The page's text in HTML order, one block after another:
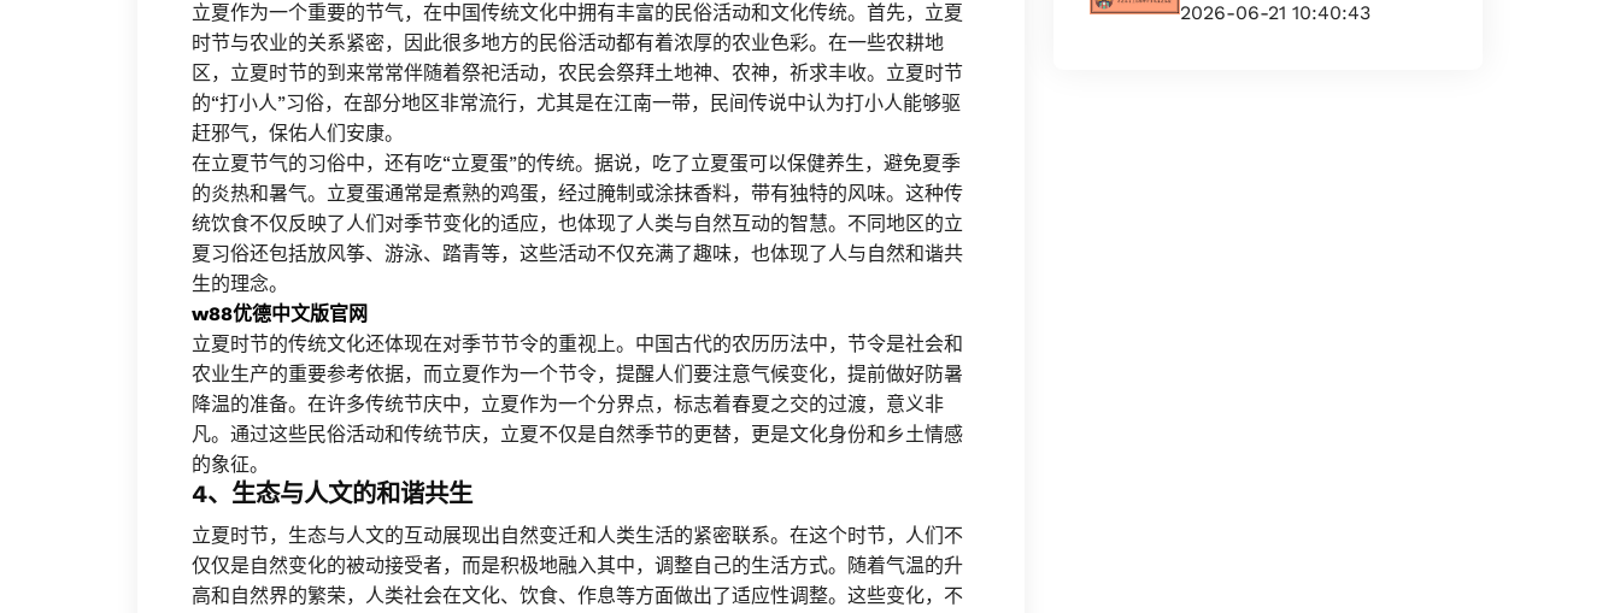
立夏作为一个重要的节气，在中国传统文化中拥有丰富的民俗活动和文化传统。首先，立夏
时节与农业的关系紧密，因此很多地方的民俗活动都有着浓厚的农业色彩。在一些农耕地
区，立夏时节的到来常常伴随着祭祀活动，农民会祭拜土地神、农神，祈求丰收。立夏时节
的“打小人”习俗，在部分地区非常流行，尤其是在江南一带，民间传说中认为打小人能够驱
赶邪气，保佑人们安康。
在立夏节气的习俗中，还有吃“立夏蛋”的传统。据说，吃了立夏蛋可以保健养生，避免夏季
的炎热和暑气。立夏蛋通常是煮熟的鸡蛋，经过腌制或涂抹香料，带有独特的风味。这种传
统饮食不仅反映了人们对季节变化的适应，也体现了人类与自然互动的智慧。不同地区的立
夏习俗还包括放风筝、游泳、踏青等，这些活动不仅充满了趣味，也体现了人与自然和谐共
生的理念。
w88优德中文版官网
立夏时节的传统文化还体现在对季节节令的重视上。中国古代的农历历法中，节令是社会和
农业生产的重要参考依据，而立夏作为一个节令，提醒人们要注意气候变化，提前做好防暑
降温的准备。在许多传统节庆中，立夏作为一个分界点，标志着春夏之交的过渡，意义非
凡。通过这些民俗活动和传统节庆，立夏不仅是自然季节的更替，更是文化身份和乡土情感
的象征。
4、生态与人文的和谐共生
立夏时节，生态与人文的互动展现出自然变迁和人类生活的紧密联系。在这个时节，人们不
仅仅是自然变化的被动接受者，而是积极地融入其中，调整自己的生活方式。随着气温的升
高和自然界的繁荣，人类社会在文化、饮食、作息等方面做出了适应性调整。这些变化，不
2026-06-21 10:40:43